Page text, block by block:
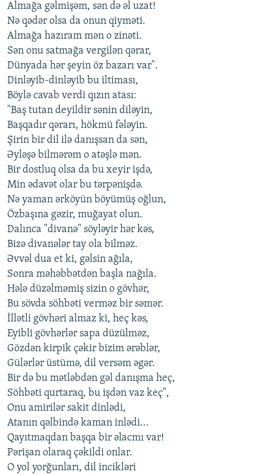
Almağa gəlmişəm, sən də əl uzat!
Nə qədər olsa da onun qiyməti.
Almağa hazıram mən o zinəti.
Sən onu satmağa vergilən qərar,
Dünyada hər şeyin öz bazarı var".
Dinləyib-dinləyib bu iltiması,
Böylə cavab verdi qızın atası:
"Baş tutan deyildir sənin diləyin,
Başqadır qərarı, hökmü fələyin.
Şirin bir dil ilə danışsan da sən,
Əyləşə bilmərəm o atəşlə mən.
Bir dostluq olsa da bu xeyir işdə,
Min ədavət olar bu tərpənişdə.
Nə yaman ərköyün böyümüş oğlun,
Özbaşına gəzir, muğayat olun.
Dalınca "divanə" söyləyir hər kəs,
Bizə divanələr tay ola bilməz.
Əvvəl dua et ki, gəlsin ağıla,
Sonra məhəbbətdən başla nağıla.
Hələ düzəlməmiş sizin o gövhər,
Bu sövda söhbəti verməz bir səmər.
İllətli gövhəri almaz ki, heç kəs,
Eyibli gövhərlər sapa düzülməz,
Gözdən kirpik çəkir bizim ərəblər,
Gülərlər üstümə, dil versəm əgər.
Bir də bu mətləbdən gəl danışma heç,
Söhbəti qurtaraq, bu işdən vaz keç",
Onu amirilər sakit dinlədi,
Atanın qəlbində kaman inlədi...
Qayıtmaqdan başqa bir əlacmı var!
Pərişan olaraq çəkildi onlar.
O yol yorğunları, dil incikləri